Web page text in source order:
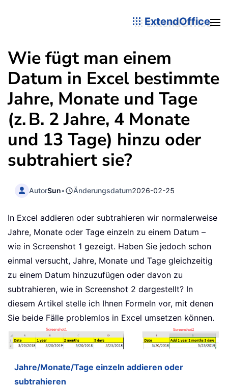
ExtendOffice
Wie fügt man einem
Datum in Excel bestimmte
Jahre, Monate und Tage
(z. B. 2 Jahre, 4 Monate
und 13 Tage) hinzu oder
subtrahiert sie?
AutorSun• Änderungsdatum2026-02-25
In Excel addieren oder subtrahieren wir normalerweise
Jahre, Monate oder Tage einzeln zu einem Datum –
wie in Screenshot 1 gezeigt. Haben Sie jedoch schon
einmal versucht, Jahre, Monate und Tage gleichzeitig
zu einem Datum hinzuzufügen oder davon zu
subtrahieren, wie in Screenshot 2 dargestellt? In
diesem Artikel stelle ich Ihnen Formeln vor, mit denen
Sie beide Fälle problemlos in Excel umsetzen können.
Jahre/Monate/Tage einzeln addieren oder
subtrahieren